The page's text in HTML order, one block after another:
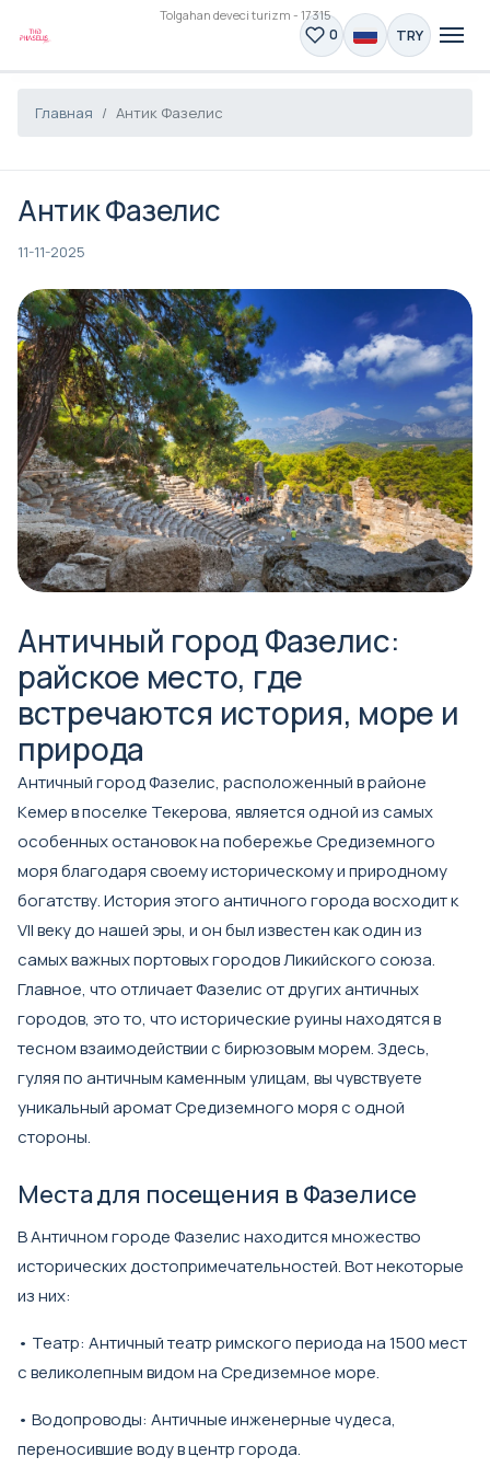
Tolgahan deveci turizm - 17315
0 TRY
Главная Антик Фазелис
Антик Фазелис
11-11-2025
Античный город Фазелис:
райское место, где
встречаются история, море и
природа
Античный город Фазелис, расположенный в районе
Кемер в поселке Текерова, является одной из самых
особенных остановок на побережье Средиземного
моря благодаря своему историческому и природному
богатству. История этого античного города восходит к
VII веку до нашей эры, и он был известен как один из
самых важных портовых городов Ликийского союза.
Главное, что отличает Фазелис от других античных
городов, это то, что исторические руины находятся в
тесном взаимодействии с бирюзовым морем. Здесь,
гуляя по античным каменным улицам, вы чувствуете
уникальный аромат Средиземного моря с одной
стороны.
Места для посещения в Фазелисе
В Античном городе Фазелис находится множество
исторических достопримечательностей. Вот некоторые
из них:
• Театр: Античный театр римского периода на 1500 мест
с великолепным видом на Средиземное море.
• Водопроводы: Античные инженерные чудеса,
переносившие воду в центр города.